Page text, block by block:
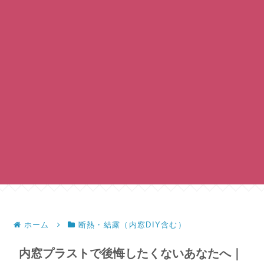
ホーム 断熱・結露（内窓DIY含む）
内窓プラストで後悔したくないあなたへ｜